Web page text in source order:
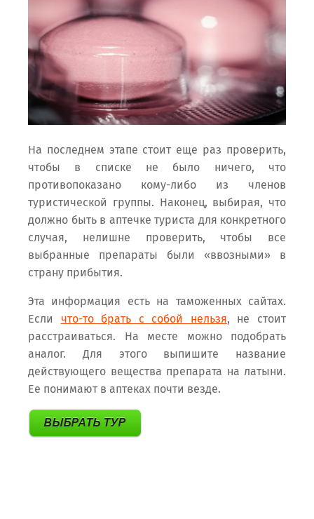
На последнем этапе стоит еще раз проверить,
чтобы в списке не было ничего, что
противопоказано кому-либо из членов
туристической группы. Наконец, выбирая, что
должно быть в аптечке туриста для конкретного
случая, нелишне проверить, чтобы все
выбранные препараты были «ввозными» в
страну прибытия.
Эта информация есть на таможенных сайтах.
Если что-то брать с собой нельзя, не стоит
расстраиваться. На месте можно подобрать
аналог. Для этого выпишите название
действующего вещества препарата на латыни.
Ее понимают в аптеках почти везде.